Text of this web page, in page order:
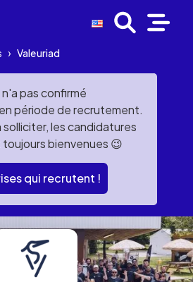
› Valeuriad
pas confirmé
période de recrutement.
solliciter, les candidatures
bienvenues 😉
qui recrutent !